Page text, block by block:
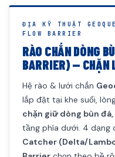
ĐỊA KỸ THUẬT
FLOW BARRIER
RÀO CHẮN DÒNG
BARRIER) — CHẶN
Hệ rào & lưới chắn
lắp đặt tại khe suối,
chặn giữ dòng bùn
tầng phía dưới. 4 dạng
Catcher (Delta/